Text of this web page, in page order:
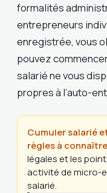
formalités
entrepreneurs
enregistrée, vous
pouvez
salarié ne vous
propres à l’auto-
Cumuler salarié
règles à connaître
légales et les
activité de micro-
salarié.